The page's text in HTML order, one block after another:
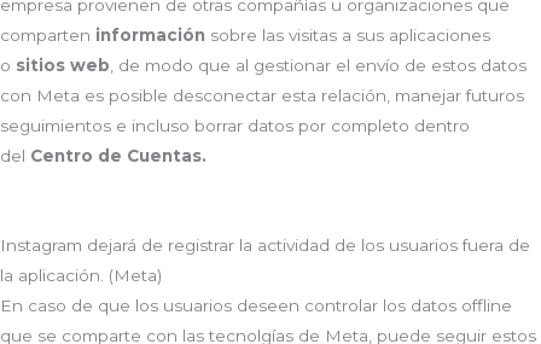
empresa provienen de otras compañías u organizaciones que
comparten información sobre las visitas a sus aplicaciones
o sitios web , de modo que al gestionar el envío de estos datos
con Meta es posible desconectar esta relación, manejar futuros
seguimientos e incluso borrar datos por completo dentro
del Centro de Cuentas.
Instagram dejará de registrar la actividad de los usuarios fuera de
la aplicación. (Meta)
En caso de que los usuarios deseen controlar los datos offline
que se comparte con las tecnolgías de Meta, puede seguir estos